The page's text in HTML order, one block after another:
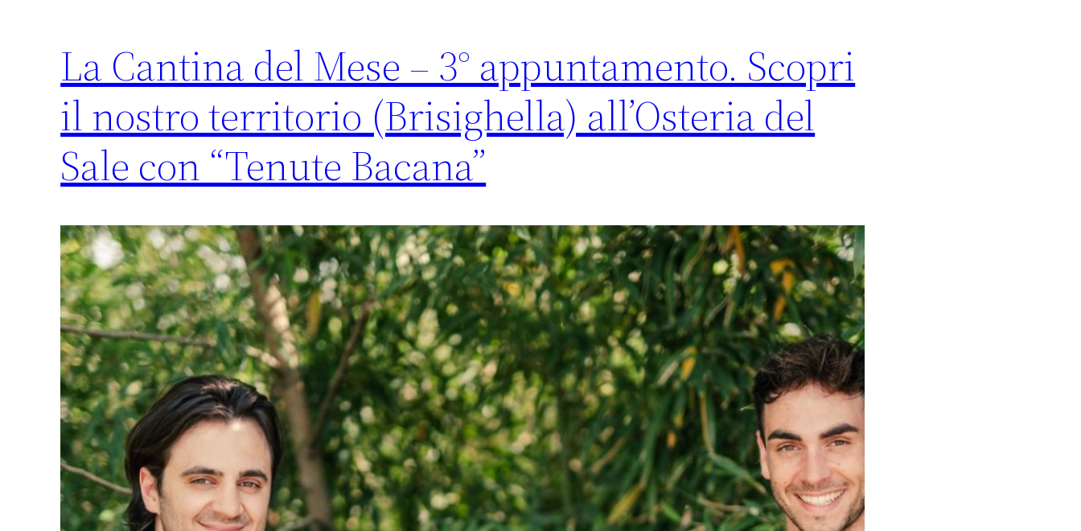
La Cantina del Mese – 3° appuntamento. Scopri
il nostro territorio (Brisighella) all’Osteria del
Sale con “Tenute Bacana”